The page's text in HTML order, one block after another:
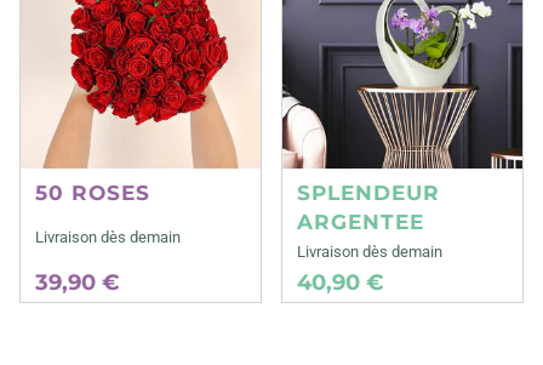
50 ROSES
Livraison dès demain
39,90 €
SPLENDEUR
ARGENTEE
Livraison dès demain
40,90 €